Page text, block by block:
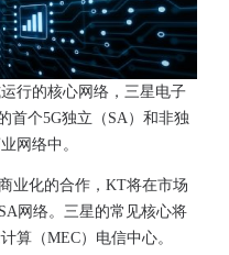
行的核心网络，三星电子
首个5G独立（SA）和非独
网络中。
业化的合作，KT将在市场
网络。三星的常见核心将
算（MEC）电信中心。